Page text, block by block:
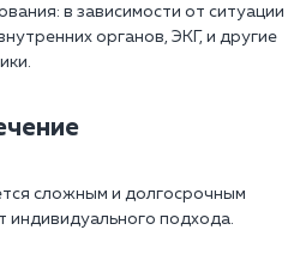
в зависимости от ситуации
органов, ЭКГ, и другие
сложным и долгосрочным
индивидуального подхода.